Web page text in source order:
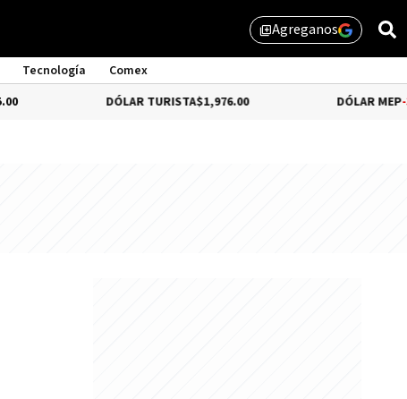
library_addAgreganos
Tecnología
Comex
DÓLAR TURISTA$1,976.00 DÓLAR MEP-3.28%